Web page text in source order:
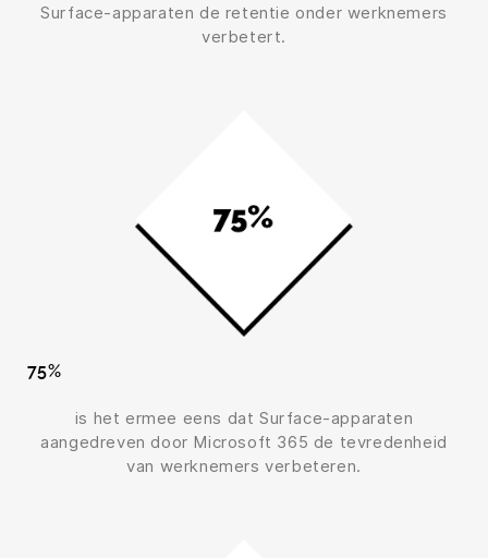
Surface-apparaten de retentie onder werknemers
verbetert.
75%
is het ermee eens dat Surface-apparaten
aangedreven door Microsoft 365 de tevredenheid
van werknemers verbeteren.